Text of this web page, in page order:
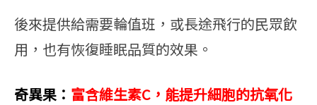
後來提供給需要輪值班，或長途飛行的民眾飲
用，也有恢復睡眠品質的效果。
奇異果： 富含維生素C，能提升細胞的抗氧化